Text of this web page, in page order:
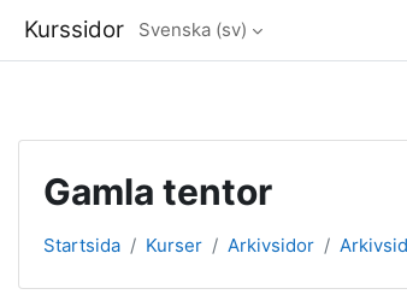
Kurssidor Svenska ‎(sv)‎
Gamla tentor
Startsida Kurser Arkivsidor